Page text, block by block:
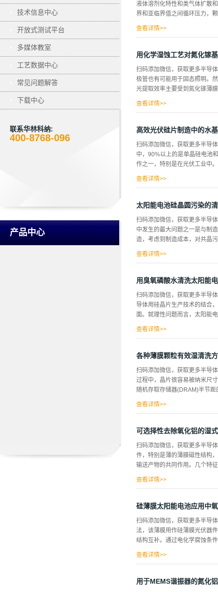
技术信息中心
开放式测试平台
多媒体教室
工艺数据中心
常见问题解答
下载中心
联系华林科纳:
400-8768-096
产品中心
液体溶剂化特性和类气体扩散
界和亚临界值之间循环压力，
界状态。超临界流体的密度可
(Pc=73bar=1050psi)。图3显
在环境压力下，密度仅为
溶剂化能力。对于恒定的温度
良好的清洗过程中都很重要。
查看详情>>
用化学湿蚀工艺对氮化镓
扫码添加微信，获取更多半导
极管也有可能用于固态照明。
光提取效率主要受到氮化镓薄
管，提高了光提取效率。稳定
的n-UV和蓝色InGaN/GaN发
制造了氮化镓衬底。发光二极
的掺镁氮化镓层组成。MQW
查看详情>>
高效光伏硅片制造中的水
扫码添加微信，获取更多半导
中，90%以上的是单晶硅电池
作之一，特别是在光伏工业中
难。 在这种情况下，在其他
后和化学后硅晶片机械抛光。
传感器的振幅为U0的振荡电压
义。在整个处理过程中，散装
查看详情>>
太阳能电池硅晶圆污染的
扫码添加微信，获取更多半导
中发生的最大问题之一是与制
造，考虑到制造成本，对共晶
过程中，导致产品不良和性能
造太阳能电池用晶片。 实验臭
超纯水中。臭氧(O3)是不稳定
用于亲环喇叭超精密清洗方法
(silent discharge)型臭氧发生
查看详情>>
用臭氧磷酸水清洗太阳能
扫码添加微信，获取更多半导
导体用硅晶片生产技术的结合
面。就理性问题而言，太阳能
虑到制造成本，对工艺污染度
有效的清洗机制。 实验和分析
氧功能水的晶片清洗过程。晶
的微粒总数，分析了清洗性能
微粒清洗程度。清洗前后的微
片，...
查看详情>>
各种薄膜颗粒有效湿清洗
扫码添加微信，获取更多半导
过程中，晶片很容易被纳米尺
随机存取存储器(DRAM)半节
重要的。 湿化学清洗过程主
物质的蚀刻机理和相互作用力
在基于硅衬底的各种表面上去
1:1000)，SC1
查看详情>>
可选择性去除氧化铝的湿
扫码添加微信，获取更多半导
件，特别是薄的薄膜磁性结构
输送产物的共同作用。几个特
虑。由蚀刻工艺引起的选择性
刻速率与结构中不被蚀刻的其
去除，而其他材料不会发生蚀
的材料之间的不相容性(通常是
蚀刻来确保蚀刻材料的完全去
型的表面上，由于以下原因，...
查看详情>>
硅薄膜太阳能电池应用中
扫码添加微信，获取更多半导
法，该薄膜用作硅薄膜光伏器
结构互补。通过电化学腐蚀条
硅单结太阳能电池中的应用已
查看详情>>
用于MEMS谐振器的氮化